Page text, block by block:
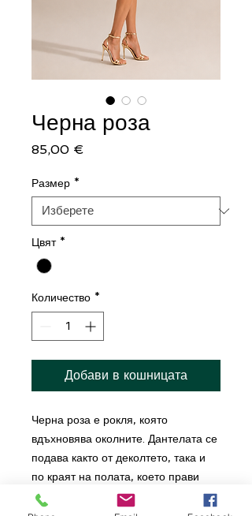
Черна роза
85,00 €
Размер *
Цвят *
Количество *
Добави в кошницата
Черна роза е рокля, която
вдъхновява околните. Дантелата се
подава както от деколтето, така и
по краят на полата, което прави
моделът изключително нежен и